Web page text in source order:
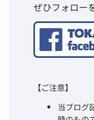
ぜひフォロー
【ご注意】
当ブログ